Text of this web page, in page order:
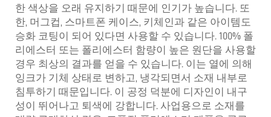
한 색상을 오래 유지하기 때문에 인기가 높습니다. 또
한, 머그컵, 스마트폰 케이스, 키체인과 같은 아이템도
승화 코팅이 되어 있다면 사용할 수 있습니다. 100% 폴
리에스터 또는 폴리에스터 함량이 높은 원단을 사용할
경우 최상의 결과를 얻을 수 있습니다. 이는 열에 의해
잉크가 기체 상태로 변하고, 냉각되면서 소재 내부로
침투하기 때문입니다. 이 공정 덕분에 디자인이 내구
성이 뛰어나고 퇴색에 강합니다. 사업용으로 소재를